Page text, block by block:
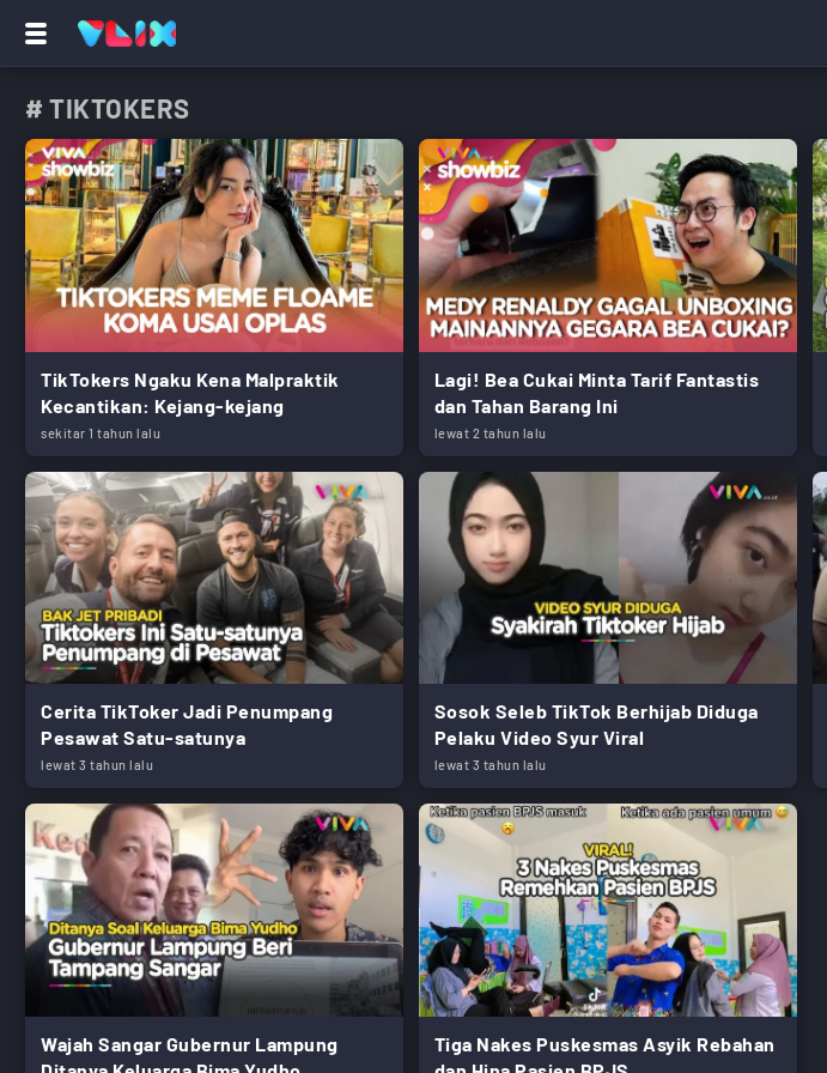
# TIKTOKERS
TikTokers Ngaku Kena Malpraktik
Kecantikan: Kejang-kejang
sekitar 1 tahun lalu
Lagi! Bea Cukai Minta Tarif Fantastis
dan Tahan Barang Ini
lewat 2 tahun lalu
Cerita TikToker Jadi Penumpang
Pesawat Satu-satunya
lewat 3 tahun lalu
Sosok Seleb TikTok Berhijab Diduga
Pelaku Video Syur Viral
lewat 3 tahun lalu
Wajah Sangar Gubernur Lampung
Tiga Nakes Puskesmas Asyik Rebahan